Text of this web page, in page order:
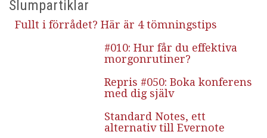
Slumpartiklar
Fullt i förrådet? Här är 4 tömningstips
#010: Hur får du effektiva
morgonrutiner?
Repris #050: Boka konferens
med dig själv
Standard Notes, ett
alternativ till Evernote